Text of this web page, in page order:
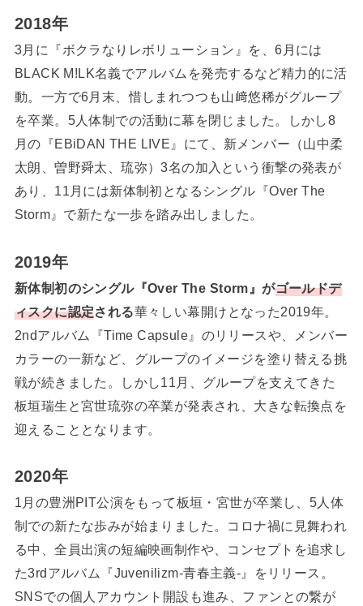
2018年
3月に『ボクラなりレボリューション』を、6月には
BLACK M!LK名義でアルバムを発売するなど精力的に活
動。一方で6月末、惜しまれつつも山﨑悠稀がグループ
を卒業。5人体制での活動に幕を閉じました。しかし8
月の『EBiDAN THE LIVE』にて、新メンバー（山中柔
太朗、曽野舜太、琉弥）3名の加入という衝撃の発表が
あり、11月には新体制初となるシングル『Over The
Storm』で新たな一歩を踏み出しました。
2019年
新体制初のシングル『Over The Storm』がゴールドデ
ィスクに認定される華々しい幕開けとなった2019年。
2ndアルバム『Time Capsule』のリリースや、メンバー
カラーの一新など、グループのイメージを塗り替える挑
戦が続きました。しかし11月、グループを支えてきた
板垣瑞生と宮世琉弥の卒業が発表され、大きな転換点を
迎えることとなります。
2020年
1月の豊洲PIT公演をもって板垣・宮世が卒業し、5人体
制での新たな歩みが始まりました。コロナ禍に見舞われ
る中、全員出演の短編映画制作や、コンセプトを追求し
た3rdアルバム『Juvenilizm-青春主義-』をリリース。
SNSでの個人アカウント開設も進み、ファンとの繋が